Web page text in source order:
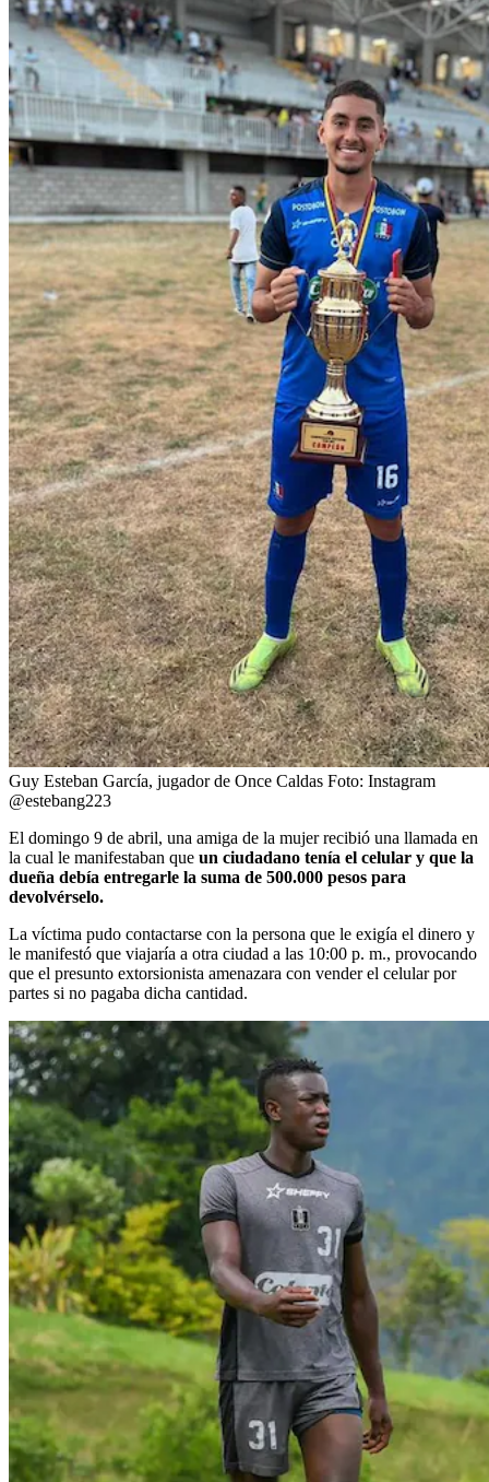
Guy Esteban García, jugador de Once Caldas Foto: Instagram
@estebang223
El domingo 9 de abril, una amiga de la mujer recibió una llamada en
la cual le manifestaban que un ciudadano tenía el celular y que la
dueña debía entregarle la suma de 500.000 pesos para
devolvérselo.
La víctima pudo contactarse con la persona que le exigía el dinero y
le manifestó que viajaría a otra ciudad a las 10:00 p. m., provocando
que el presunto extorsionista amenazara con vender el celular por
partes si no pagaba dicha cantidad.